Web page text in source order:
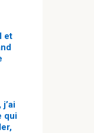
et
qui